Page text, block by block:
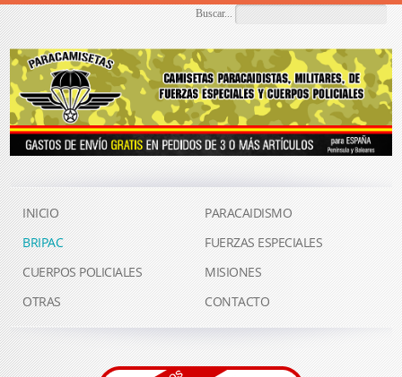
Buscar...
INICIO
PARACAIDISMO
BRIPAC
FUERZAS ESPECIALES
CUERPOS POLICIALES
MISIONES
OTRAS
CONTACTO